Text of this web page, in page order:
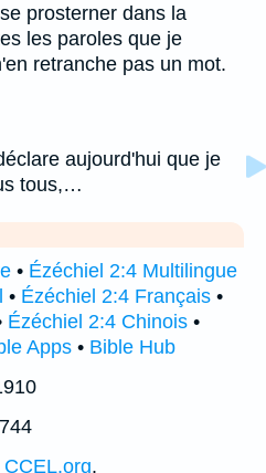
prosterner dans la
les paroles que je
retranche pas un mot.
aujourd'hui que je
tous,…
• Ézéchiel 2:4 Multilingue
• Ézéchiel 2:4 Français •
Ézéchiel 2:4 Chinois •
Apps • Bible Hub
CCEL.org.